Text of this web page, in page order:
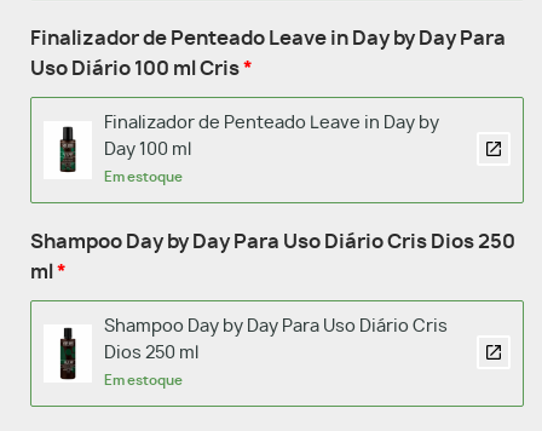
Finalizador de Penteado Leave in Day by Day Para
Uso Diário 100 ml Cris
Finalizador de Penteado Leave in Day by
Day 100 ml
Em estoque
Shampoo Day by Day Para Uso Diário Cris Dios 250
ml
Shampoo Day by Day Para Uso Diário Cris
Dios 250 ml
Em estoque